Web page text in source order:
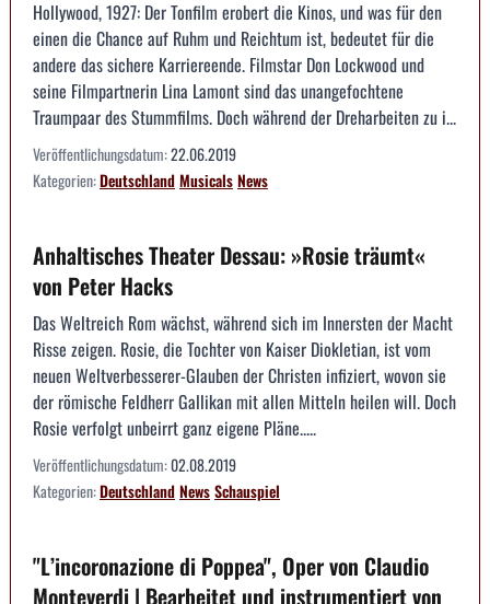
Hollywood, 1927: Der Tonfilm erobert die Kinos, und was für den
einen die Chance auf Ruhm und Reichtum ist, bedeutet für die
andere das sichere Karriereende. Filmstar Don Lockwood und
seine Filmpartnerin Lina Lamont sind das unangefochtene
Traumpaar des Stummfilms. Doch während der Dreharbeiten zu i...
Veröffentlichungsdatum:22.06.2019
Kategorien:DeutschlandMusicalsNews
Anhaltisches Theater Dessau: »Rosie träumt«
von Peter Hacks
Das Weltreich Rom wächst, während sich im Innersten der Macht
Risse zeigen. Rosie, die Tochter von Kaiser Diokletian, ist vom
neuen Weltverbesserer-Glauben der Christen infiziert, wovon sie
der römische Feldherr Gallikan mit allen Mitteln heilen will. Doch
Rosie verfolgt unbeirrt ganz eigene Pläne.....
Veröffentlichungsdatum:02.08.2019
Kategorien:DeutschlandNewsSchauspiel
"L’incoronazione di Poppea", Oper von Claudio
Monteverdi | Bearbeitet und instrumentiert von